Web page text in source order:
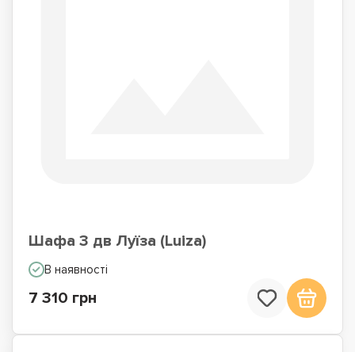
Шафа 3 дв Луїза (Luiza)
В наявності
7 310 грн